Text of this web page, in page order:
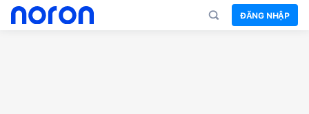
ĐĂNG NHẬP